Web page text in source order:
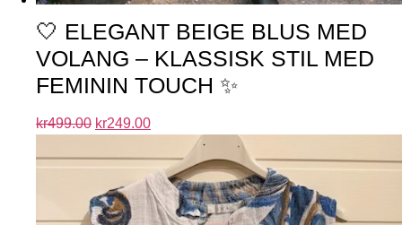
🤍 ELEGANT BEIGE BLUS MED
VOLANG – KLASSISK STIL MED
FEMININ TOUCH ✨
kr499.00 kr249.00